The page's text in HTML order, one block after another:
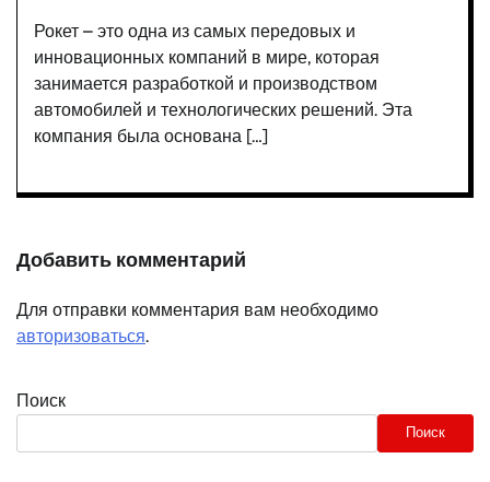
Рокет – это одна из самых передовых и
инновационных компаний в мире, которая
занимается разработкой и производством
автомобилей и технологических решений. Эта
компания была основана […]
Добавить комментарий
Для отправки комментария вам необходимо
авторизоваться.
Поиск
Поиск